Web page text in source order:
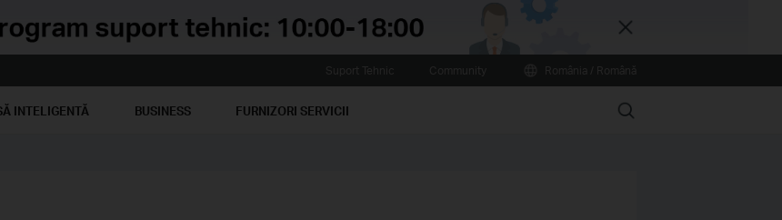
Close
INTELIGENTĂ BUSINESS FURNIZORI SERVICII Search